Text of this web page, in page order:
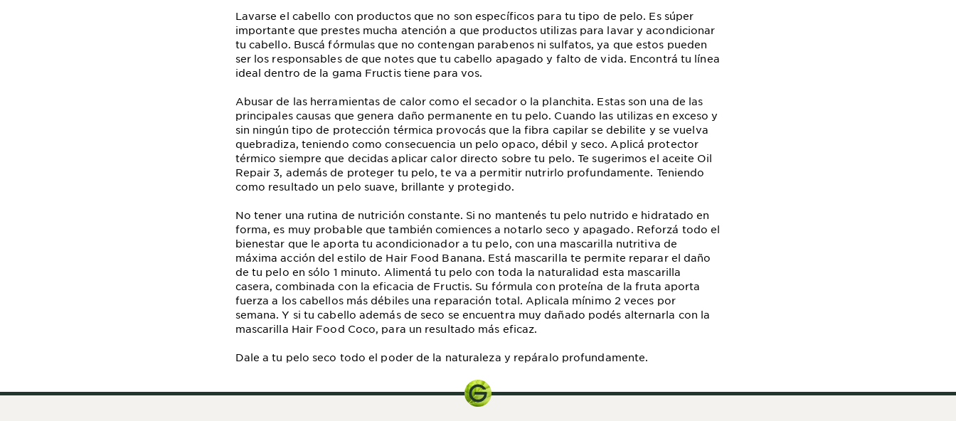
Lavarse el cabello con productos que no son específicos para tu tipo de pelo. Es súper
importante que prestes mucha atención a que productos utilizas para lavar y acondicionar
tu cabello. Buscá fórmulas que no contengan parabenos ni sulfatos, ya que estos pueden
ser los responsables de que notes que tu cabello apagado y falto de vida. Encontrá tu línea
ideal dentro de la gama Fructis tiene para vos.
Abusar de las herramientas de calor como el secador o la planchita. Estas son una de las
principales causas que genera daño permanente en tu pelo. Cuando las utilizas en exceso y
sin ningún tipo de protección térmica provocás que la fibra capilar se debilite y se vuelva
quebradiza, teniendo como consecuencia un pelo opaco, débil y seco. Aplicá protector
térmico siempre que decidas aplicar calor directo sobre tu pelo. Te sugerimos el aceite Oil
Repair 3, además de proteger tu pelo, te va a permitir nutrirlo profundamente. Teniendo
como resultado un pelo suave, brillante y protegido.
No tener una rutina de nutrición constante. Si no mantenés tu pelo nutrido e hidratado en
forma, es muy probable que también comiences a notarlo seco y apagado. Reforzá todo el
bienestar que le aporta tu acondicionador a tu pelo, con una mascarilla nutritiva de
máxima acción del estilo de Hair Food Banana. Está mascarilla te permite reparar el daño
de tu pelo en sólo 1 minuto. Alimentá tu pelo con toda la naturalidad esta mascarilla
casera, combinada con la eficacia de Fructis. Su fórmula con proteína de la fruta aporta
fuerza a los cabellos más débiles una reparación total. Aplicala mínimo 2 veces por
semana. Y si tu cabello además de seco se encuentra muy dañado podés alternarla con la
mascarilla Hair Food Coco, para un resultado más eficaz.
Dale a tu pelo seco todo el poder de la naturaleza y repáralo profundamente.